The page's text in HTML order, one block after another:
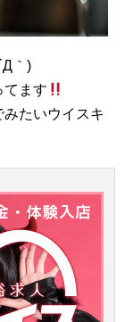
｀)
てます
たいウイスキ